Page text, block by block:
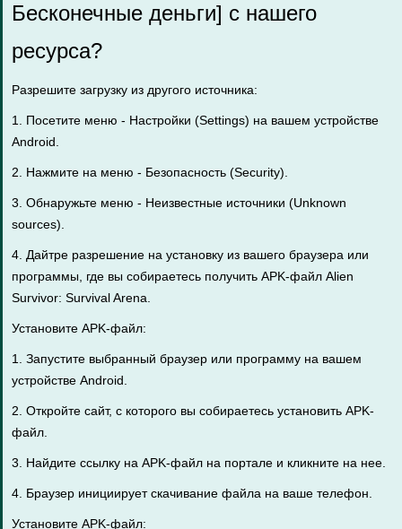
Бесконечные деньги] с нашего
ресурса?
Разрешите загрузку из другого источника:
1. Посетите меню - Настройки (Settings) на вашем устройстве
Android.
2. Нажмите на меню - Безопасность (Security).
3. Обнаружьте меню - Неизвестные источники (Unknown
sources).
4. Дайтре разрешение на установку из вашего браузера или
программы, где вы собираетесь получить APK-файл Alien
Survivor: Survival Arena.
Установите APK-файл:
1. Запустите выбранный браузер или программу на вашем
устройстве Android.
2. Откройте сайт, с которого вы собираетесь установить APK-
файл.
3. Найдите ссылку на APK-файл на портале и кликните на нее.
4. Браузер инициирует скачивание файла на ваше телефон.
Установите APK-файл: